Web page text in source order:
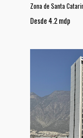
Zona de Santa
Desde 4.2 mdp